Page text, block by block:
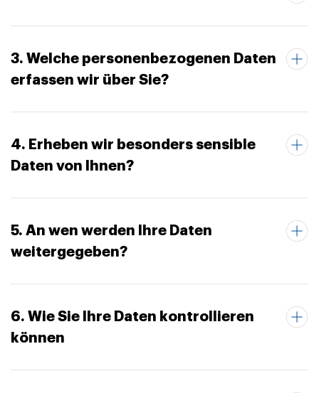
3. Welche personenbezogenen Daten
erfassen wir über Sie?
4. Erheben wir besonders sensible
Daten von Ihnen?
5. An wen werden Ihre Daten
weitergegeben?
6. Wie Sie Ihre Daten kontrollieren
können